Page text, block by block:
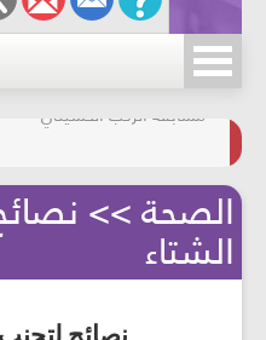
مسابقة الركب الحسينيّ
الصحة >>
الشتاء